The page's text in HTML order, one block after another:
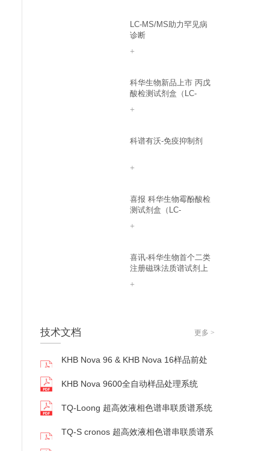
LC-MS/MS助力罕见病
诊断
+
科华生物新品上市 丙戊
酸检测试剂盒（LC-
+
科谱有沃-免疫抑制剂
+
喜报 科华生物霉酚酸检
测试剂盒（LC-
+
喜讯-科华生物首个二类
注册磁珠法质谱试剂上
+
技术文档 更多 >
KHB Nova 96 & KHB Nova 16样品前处
KHB Nova 9600全自动样品处理系统
TQ-Loong 超高效液相色谱串联质谱系统
TQ-S cronos 超高效液相色谱串联质谱系